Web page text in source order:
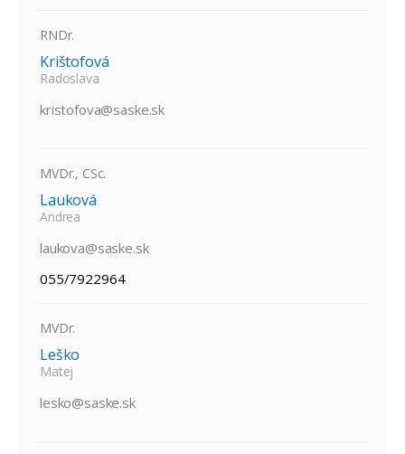
RNDr.
Krištofová
Radoslava
kristofova@saske.sk
MVDr., CSc.
Lauková
Andrea
laukova@saske.sk
055/7922964
MVDr.
Leško
Matej
lesko@saske.sk